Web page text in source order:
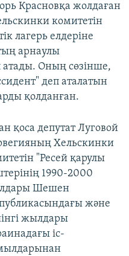
Красновқа жолдаған
комитетін
лагерь елдеріне
арнаулы
атады. Оның сөзінше,
деп аталатын
қолданған.
қоса депутат Луговой
Хельскинки
"Ресей қарулы
1990-2000
Шешен
және
жылдары
іс-